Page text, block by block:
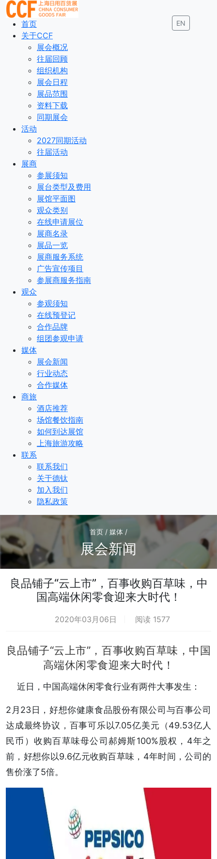
EN
首页
关于CCF
展会概况
往届回顾
组织机构
展会日程
展品范围
资料下载
同期展会
活动
2027同期活动
往届活动
展商
参展须知
展台类型及费用
展馆平面图
观众类别
在线申请展位
展商名录
展品一览
展商服务系统
广告宣传项目
参展商服务指南
观众
参观须知
在线预登记
合作品牌
组团参观申请
媒体
展会新闻
行业动态
合作媒体
商旅
酒店推荐
场馆餐饮指南
如何到达展馆
上海旅游攻略
联系
联系我们
关于德钛
加入我们
隐私政策
首页 / 媒体 /
展会新闻
良品铺子“云上市”，百事收购百草味，中
国高端休闲零食迎来大时代！
2020年03月06日 阅读 1577
良品铺子“云上市”，百事收购百草味，中国
高端休闲零食迎来大时代！
近日，中国高端休闲零食行业有两件大事发生：
2月23日，好想你健康食品股份有限公司与百事公司
达成最终协议，百事可乐以7.05亿美元（49.53亿人
民币）收购百草味母公司郝姆斯100%股权，4年之
前，好想你以9.6亿元收购百草味，4年时间，公司的
售价涨了5倍。